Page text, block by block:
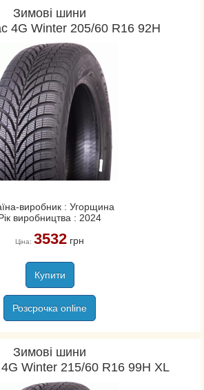
Зимові шини
4G Winter 205/60 R16 92H
виробник : Угорщина
виробництва : 2024
Ціна: 3532грн
Купити
Розсрочка online
Зимові шини
Winter 215/60 R16 99H XL